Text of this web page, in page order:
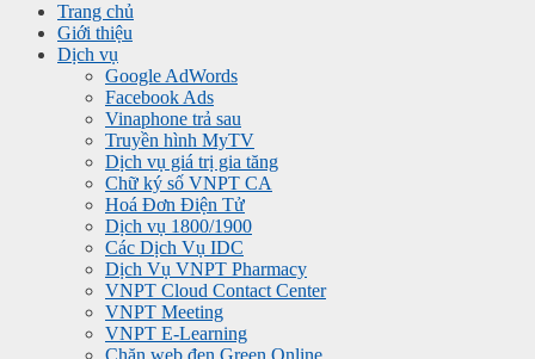
Trang chủ
Giới thiệu
Dịch vụ
Google AdWords
Facebook Ads
Vinaphone trả sau
Truyền hình MyTV
Dịch vụ giá trị gia tăng
Chữ ký số VNPT CA
Hoá Đơn Điện Tử
Dịch vụ 1800/1900
Các Dịch Vụ IDC
Dịch Vụ VNPT Pharmacy
VNPT Cloud Contact Center
VNPT Meeting
VNPT E-Learning